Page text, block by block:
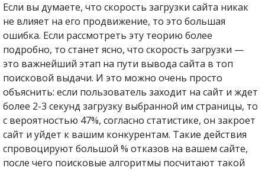
Если вы думаете, что скорость загрузки сайта никак
не влияет на его продвижение, то это большая
ошибка. Если рассмотреть эту теорию более
подробно, то станет ясно, что скорость загрузки —
это важнейший этап на пути вывода сайта в топ
поисковой выдачи. И это можно очень просто
объяснить: если пользователь заходит на сайт и ждет
более 2-3 секунд загрузку выбранной им страницы, то
с вероятностью 47%, согласно статистике, он закроет
сайт и уйдет к вашим конкурентам. Такие действия
спровоцируют большой % отказов на вашем сайте,
после чего поисковые алгоритмы посчитают такой